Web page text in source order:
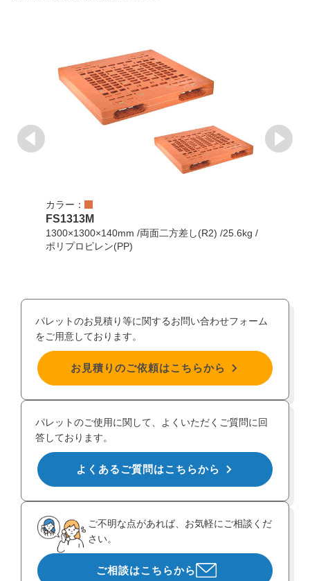
カラー：
FS1313M
1300×1300×140mm /両面二方差し(R2) /25.6kg /
ポリプロピレン(PP)
パレットのお見積り等に関するお問い合わせフォーム
をご用意しております。
お見積りのご依頼はこちらから
パレットのご使用に関して、よくいただくご質問に回
答しております。
よくあるご質問はこちらから
ご不明な点があれば、お気軽にご相談くだ
さい。
ご相談はこちらから